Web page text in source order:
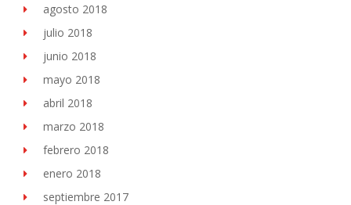
agosto 2018
julio 2018
junio 2018
mayo 2018
abril 2018
marzo 2018
febrero 2018
enero 2018
septiembre 2017